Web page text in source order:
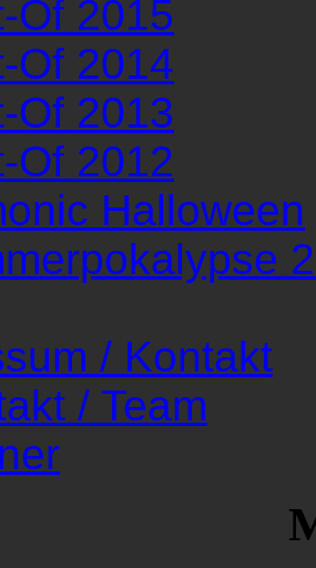
Of 2015
Of 2014
Of 2013
Of 2012
Halloween
/ Kontakt
/ Team